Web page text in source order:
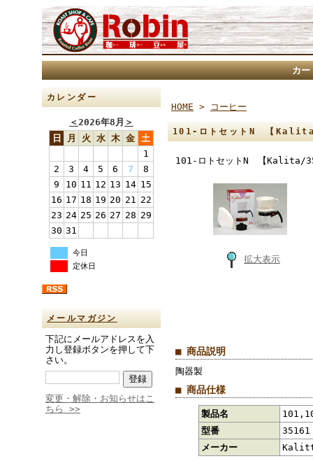
カー
カレンダー
＜2026年8月 ＞
日
月 火 水 木 金 土
1
2
3 4 5 6 7
8
9
10 11 12 13 14 15
16 17 18 19 20 21 22
23 24 25 26 27 28 29
30 31
今日
定休日
メールマガジン
下記にメールアドレスを入
力し登録ボタンを押して下
さい。
変更・解除・お知らせはこ
ちら >>
HOME > コーヒー
101-ロトセットN 【
101-ロトセットN 【Kalita/
拡大表示
■ 商品説明
陶器製
■ 商品仕様
製品名
型番
35161
メーカー